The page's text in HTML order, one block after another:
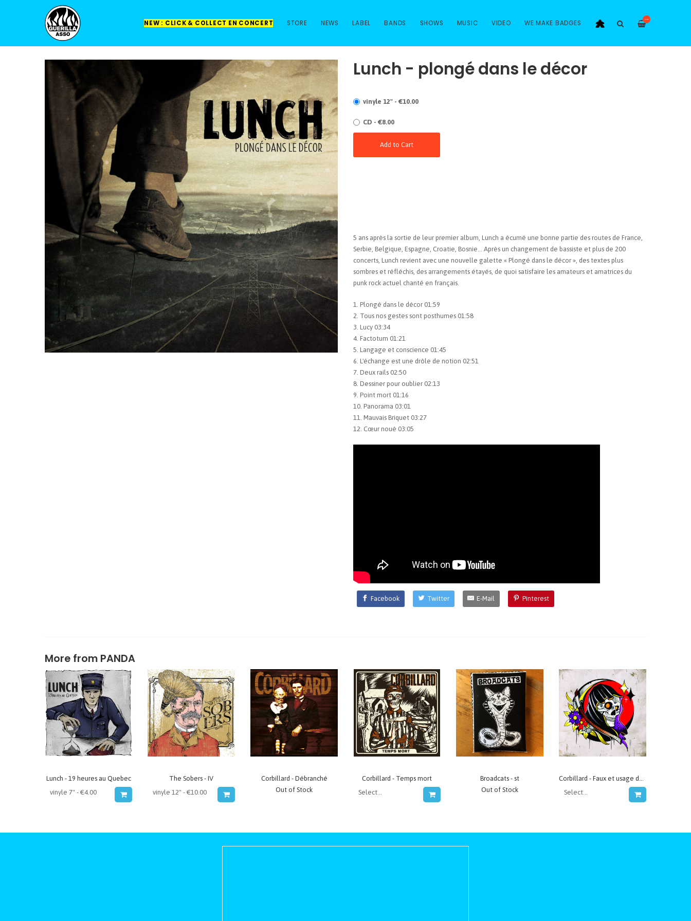
—
NEW : CLICK & COLLECT EN CONCERT STORE NEWS LABEL BANDS SHOWS MUSIC VIDEO WE MAKE BADGES
Lunch - plongé dans le décor
vinyle 12" - €10.00
CD - €8.00
Add to Cart
5 ans après la sortie de leur premier album, Lunch a écumé une bonne partie des routes de France,
Serbie, Belgique, Espagne, Croatie, Bosnie… Après un changement de bassiste et plus de 200
concerts, Lunch revient avec une nouvelle galette « Plongé dans le décor », des textes plus
sombres et réfléchis, des arrangements étayés, de quoi satisfaire les amateurs et amatrices du
punk rock actuel chanté en français.
1. Plongé dans le décor 01:59
2. Tous nos gestes sont posthumes 01:58
3. Lucy 03:34
4. Factotum 01:21
5. Langage et conscience 01:45
6. L'échange est une drôle de notion 02:51
7. Deux rails 02:50
8. Dessiner pour oublier 02:13
9. Point mort 01:16
10. Panorama 03:01
11. Mauvais Briquet 03:27
12. Cœur noué 03:05
Facebook Twitter E-Mail Pinterest
More from PANDA
Lunch - 19 heures au Quebec The Sobers - IV
Corbillard - Débranché
Out of Stock
Corbillard - Temps mort
Broadcats - st
Out of Stock
Corbillard - Faux et usage de faux